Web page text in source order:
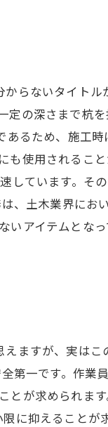
らないタイト
定の深さまで杭
るため、施工
使用されるこ
しています。
、土木業界に
アイテムとな
ますが、実は
第一です。作
が求められま
に抑えること